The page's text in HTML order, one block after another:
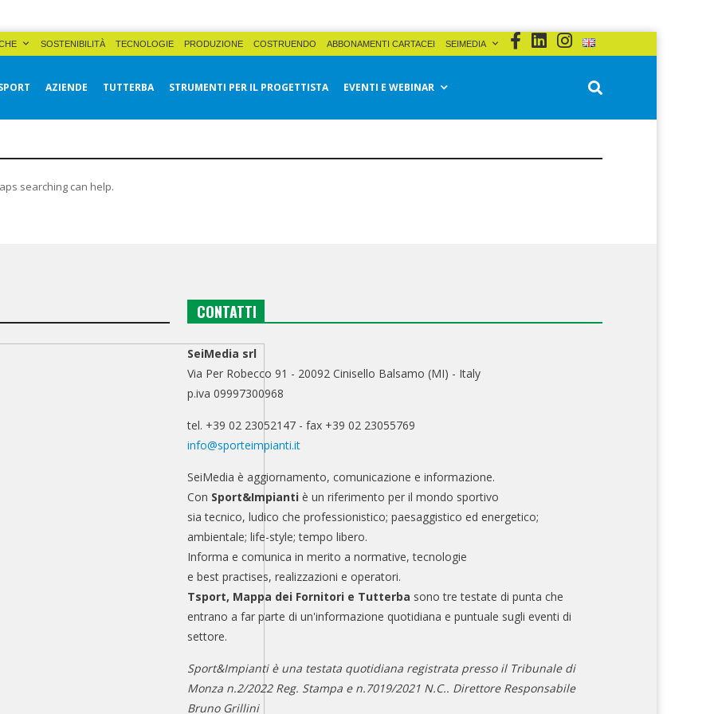
SOSTENIBILITÀ TECNOLOGIE PRODUZIONE COSTRUENDO ABBONAMENTI CARTACEI SEIMEDIA
AZIENDE TUTTERBA STRUMENTI PER IL PROGETTISTA EVENTI E WEBINAR
searching can help.
CONTATTI
SeiMedia srl
Via Per Robecco 91 - 20092 Cinisello Balsamo (MI) - Italy
p.iva 09997300968
tel. +39 02 23052147 - fax +39 02 23055769
info@sporteimpianti.it
SeiMedia è aggiornamento, comunicazione e informazione.
Con Sport&Impianti è un riferimento per il mondo sportivo
sia tecnico, ludico che professionistico; paesaggistico ed energetico;
ambientale; life-style; tempo libero.
Informa e comunica in merito a normative, tecnologie
e best practises, realizzazioni e operatori.
Tsport, Mappa dei Fornitori e Tutterba sono tre testate di punta che
entrano a far parte di un'informazione quotidiana e puntuale sugli eventi di
settore.
Sport&Impianti è una testata quotidiana registrata presso il Tribunale di
Monza n.2/2022 Reg. Stampa e n.7019/2021 N.C.. Direttore Responsabile
Bruno Grillini